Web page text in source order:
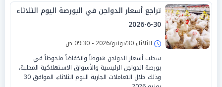
تراجع أسعار الدواجن في البورصة اليوم الثلاثاء
30-6-2026
الثلاثاء 30/يونيو/2026 - 09:30 ص
سجلت أسعار الدواجن هبوطاً وانخفاضاً ملحوظاً في
بورصة الدواجن الرئيسية والأسواق الاستهلاكية المحلية،
وذلك خلال التعاملات الجارية اليوم الثلاثاء، الموافق 30